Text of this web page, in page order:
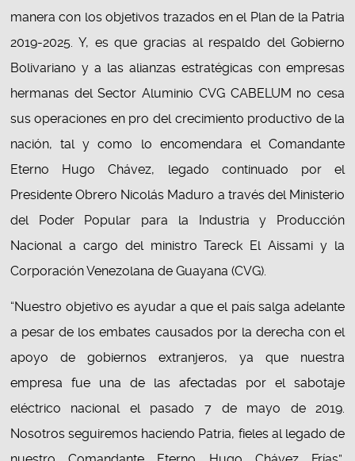
manera con los objetivos trazados en el Plan de la Patria
2019-2025. Y, es que gracias al respaldo del Gobierno
Bolivariano y a las alianzas estratégicas con empresas
hermanas del Sector Aluminio CVG CABELUM no cesa
sus operaciones en pro del crecimiento productivo de la
nación, tal y como lo encomendara el Comandante
Eterno Hugo Chávez, legado continuado por el
Presidente Obrero Nicolás Maduro a través del Ministerio
del Poder Popular para la Industria y Producción
Nacional a cargo del ministro Tareck El Aissami y la
Corporación Venezolana de Guayana (CVG).
“Nuestro objetivo es ayudar a que el país salga adelante
a pesar de los embates causados por la derecha con el
apoyo de gobiernos extranjeros, ya que nuestra
empresa fue una de las afectadas por el sabotaje
eléctrico nacional el pasado 7 de mayo de 2019.
Nosotros seguiremos haciendo Patria, fieles al legado de